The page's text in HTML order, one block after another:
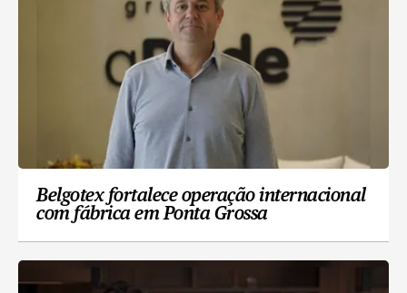
Belgotex fortalece operação internacional
com fábrica em Ponta Grossa